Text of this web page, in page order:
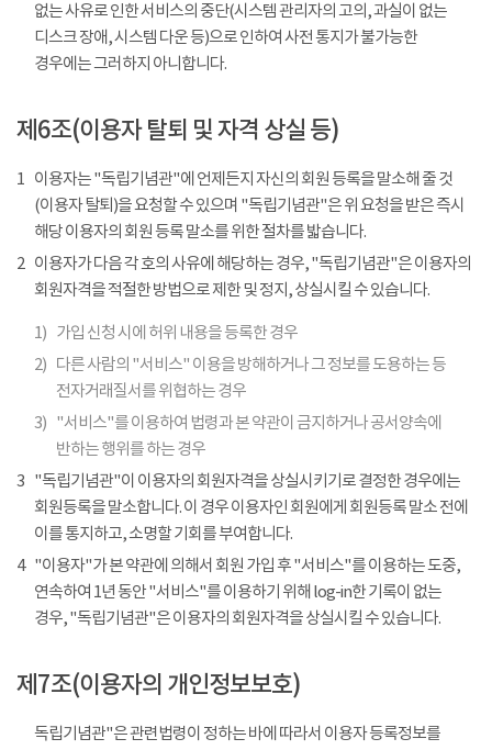
없는 사유로 인한 서비스의 중단(시스템 관리자의 고의, 과실이 없는
디스크 장애, 시스템 다운 등)으로 인하여 사전 통지가 불가능한
경우에는 그러하지 아니합니다.
제6조(이용자 탈퇴 및 자격 상실 등)
1 이용자는 "독립기념관"에 언제든지 자신의 회원 등록을 말소해 줄 것
(이용자 탈퇴)을 요청할 수 있으며 "독립기념관"은 위 요청을 받은 즉시
해당 이용자의 회원 등록 말소를 위한 절차를 밟습니다.
2 이용자가 다음 각 호의 사유에 해당하는 경우, "독립기념관"은 이용자의
회원자격을 적절한 방법으로 제한 및 정지, 상실시킬 수 있습니다.
1) 가입 신청 시에 허위 내용을 등록한 경우
2) 다른 사람의 "서비스" 이용을 방해하거나 그 정보를 도용하는 등
전자거래질서를 위협하는 경우
3) "서비스"를 이용하여 법령과 본 약관이 금지하거나 공서양속에
반하는 행위를 하는 경우
3 "독립기념관"이 이용자의 회원자격을 상실시키기로 결정한 경우에는
회원등록을 말소합니다. 이 경우 이용자인 회원에게 회원등록 말소 전에
이를 통지하고, 소명할 기회를 부여합니다.
4
"이용자"가 본 약관에 의해서 회원 가입 후 "서비스"를 이용하는 도중,
연속하여 1년 동안 "서비스"를 이용하기 위해 log-in한 기록이 없는
경우, "독립기념관"은 이용자의 회원자격을 상실시킬 수 있습니다.
제7조(이용자의 개인정보보호)
독립기념관"은 관련법령이 정하는 바에 따라서 이용자 등록정보를